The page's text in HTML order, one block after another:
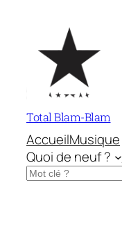
contenu
Total Blam-Blam
AccueilMusique
Quoi de neuf ?
Rechercher